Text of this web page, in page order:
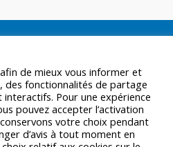
de mieux vous informer et
des fonctionnalités de partage
Pour une expérience
pouvez accepter l’activation
votre choix pendant
d’avis à tout moment en